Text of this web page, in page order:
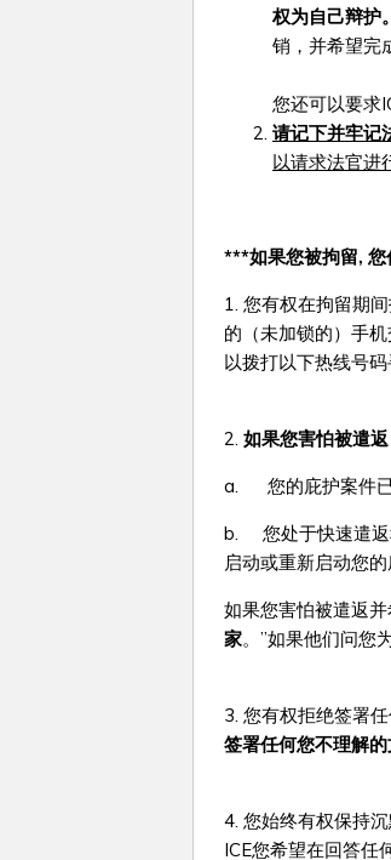
权为自己辩护。
销，并希望完
您还可以要求
请记下并牢记
以请求法官进
***如果您被拘留, 您
1. 您有权在拘留期
的（未加锁的）手
以拨打以下热线号
2. 如果您害怕被遣
a. 您的庇护案件
b. 您处于快速遣返
启动或重新启动您的
如果您害怕被遣返
家。”如果他们问您
3. 您有权拒绝签署
签署任何您不理解的
4. 您始终有权保持
ICE您希望在回答任